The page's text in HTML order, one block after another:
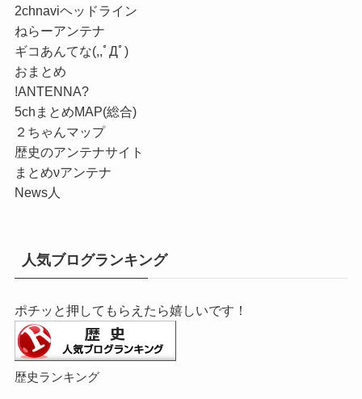
2chnaviヘッドライン
ねらーアンテナ
ギコあんてな(,,ﾟДﾟ)
おまとめ
!ANTENNA?
5chまとめMAP(総合)
２ちゃんマップ
歴史のアンテナサイト
まとめνアンテナ
News人
人気ブログランキング
ポチッと押してもらえたら嬉しいです！
歴史ランキング